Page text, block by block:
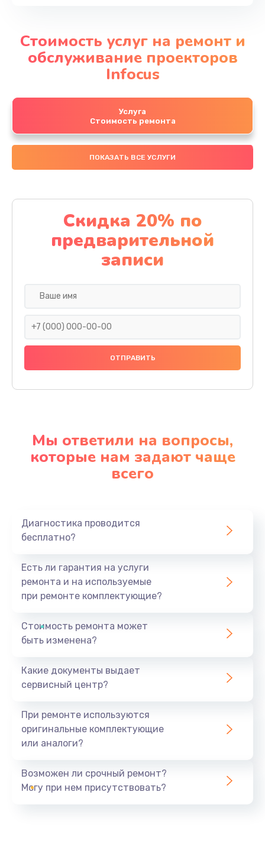
Стоимость услуг на ремонт и
обслуживание проекторов
Infocus
Услуга
Стоимость ремонта
ПОКАЗАТЬ ВСЕ УСЛУГИ
Скидка 20% по
предварительной
записи
Мы ответили на вопросы,
которые нам задают чаще
всего
Диагностика проводится
бесплатно?
Есть ли гарантия на услуги
ремонта и на используемые
при ремонте комплектующие?
Стоимость ремонта может
быть изменена?
Какие документы выдает
сервисный центр?
При ремонте используются
оригинальные комплектующие
или аналоги?
Возможен ли срочный ремонт?
Могу при нем присутствовать?